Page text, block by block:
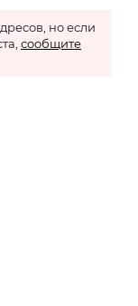
но если
сообщите